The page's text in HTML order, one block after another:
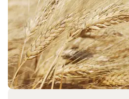
rendement et taux de
La qualité du blé dur à la récolte
teneur en protéines. L...
15 JANV. 2026